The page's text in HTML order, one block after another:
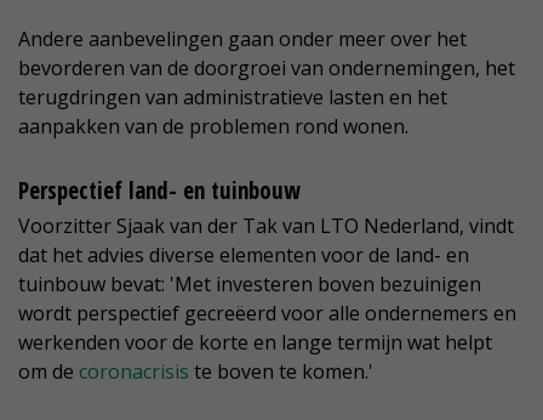
Andere aanbevelingen gaan onder meer over het
bevorderen van de doorgroei van ondernemingen, het
terugdringen van administratieve lasten en het
aanpakken van de problemen rond wonen.
Perspectief land- en tuinbouw
Voorzitter Sjaak van der Tak van LTO Nederland, vindt
dat het advies diverse elementen voor de land- en
tuinbouw bevat: 'Met investeren boven bezuinigen
wordt perspectief gecreëerd voor alle ondernemers en
werkenden voor de korte en lange termijn wat helpt
om de coronacrisis te boven te komen.'